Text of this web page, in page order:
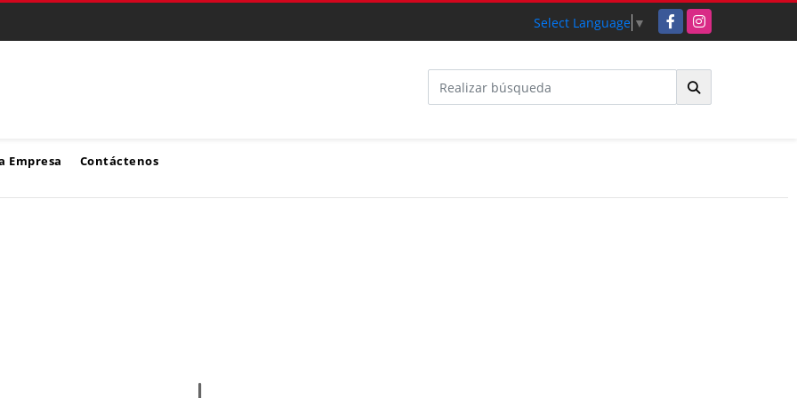
Select Language ▼ FacebookInstagram
Empresa Contáctenos